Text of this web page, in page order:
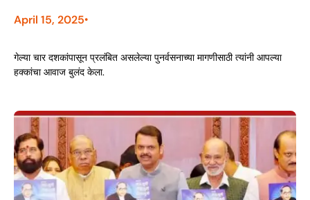
April 15, 2025•
गेल्या चार दशकांपासून प्रलंबित असलेल्या पुनर्वसनाच्या मागणीसाठी त्यांनी आपल्या
हक्कांचा आवाज बुलंद केला.